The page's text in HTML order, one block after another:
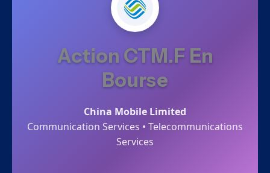
Action CTM.F En
Bourse
China Mobile Limited
Communication Services • Telecommunications
Services